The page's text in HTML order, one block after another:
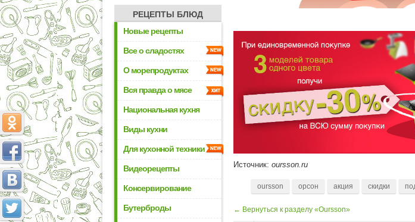
РЕЦЕПТЫ БЛЮД
Новые рецепты
Все о сладостях
О морепродуктах
Вся правда о мясе
Национальная кухня
Виды кухни
Для кухонной техники
Видеорецепты
Консервирование
Бутерброды
Источник: oursson.ru
oursson орсон акция скидки
← Вернуться к разделу «Oursson»